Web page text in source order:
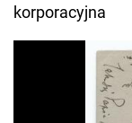
korporacyjna